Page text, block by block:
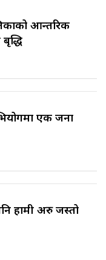
आन्तरिक
एक जना
हामी अरु जस्तो